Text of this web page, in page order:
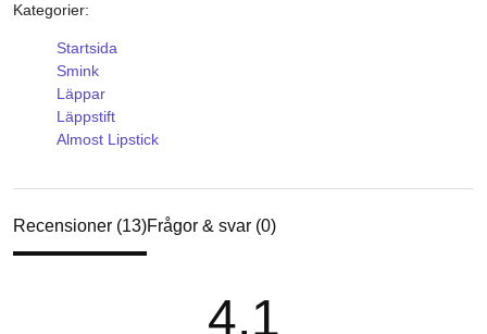
Kategorier:
Startsida
Smink
Läppar
Läppstift
Almost Lipstick
Recensioner (13)Frågor & svar (0)
4.1